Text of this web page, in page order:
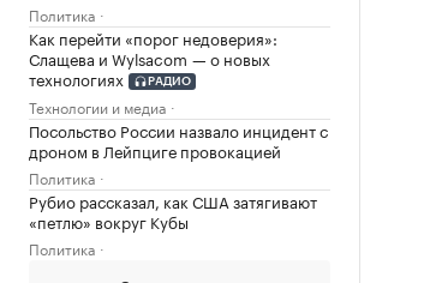
Политика
Как перейти «порог недоверия»:
Слащева и Wylsacom — о новых
технологиях
РАДИО
Технологии и медиа
Посольство России назвало инцидент с
дроном в Лейпциге провокацией
Политика
Рубио рассказал, как США затягивают
«петлю» вокруг Кубы
Политика